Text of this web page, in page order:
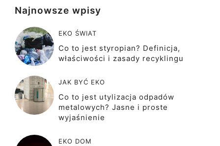
Najnowsze wpisy
EKO ŚWIAT
Co to jest styropian? Definicja,
właściwości i zasady recyklingu
JAK BYĆ EKO
Co to jest utylizacja odpadów
metalowych? Jasne i proste
wyjaśnienie
EKO DOM